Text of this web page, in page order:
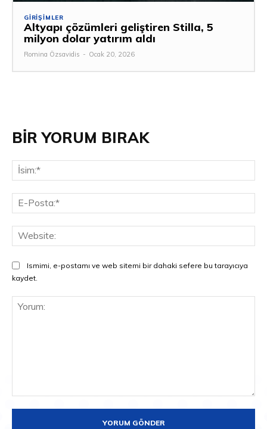
GIRIŞIMLER
Altyapı çözümleri geliştiren Stilla, 5
milyon dolar yatırım aldı
Romina Özsavidis - Ocak 20, 2026
BİR YORUM BIRAK
Ismimi, e-postamı ve web sitemi bir dahaki sefere bu tarayıcıya
kaydet.